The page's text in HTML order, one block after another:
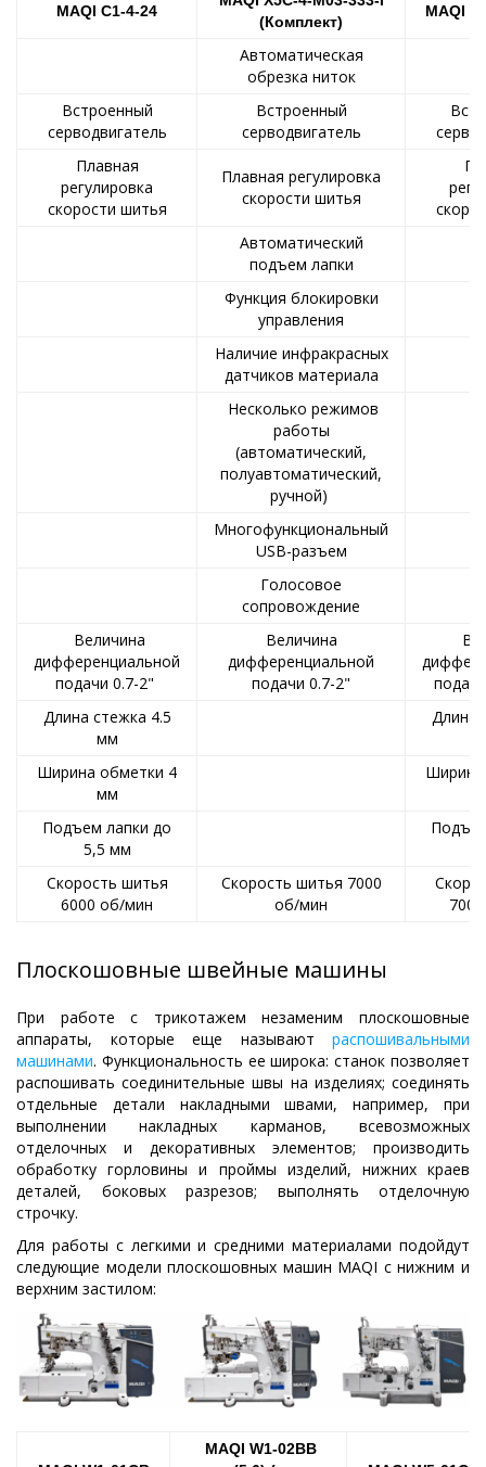
MAQI C1-4-24
(Комплект)
MAQI
Автоматическая
обрезка ниток
Встроенный
серводвигатель
Встроенный
серводвигатель
Плавная
регулировка
скорости шитья
Плавная регулировка
скорости шитья
Автоматический
подъем лапки
Функция блокировки
управления
Наличие инфракрасных
датчиков материала
Несколько режимов
работы
(автоматический,
полуавтоматический,
ручной)
Многофункциональный
USB-разъем
Голосовое
сопровождение
Величина
дифференциальной
подачи 0.7-2"
Величина
дифференциальной
подачи 0.7-2"
Длина стежка 4.5
мм
Длина
Ширина обметки 4
мм
Подъем лапки до
5,5 мм
Скорость шитья
6000 об/мин
Скорость шитья 7000
об/мин
Плоскошовные швейные машины
При работе с трикотажем незаменим плоскошовные
аппараты, которые еще называют распошивальными
машинами. Функциональность ее широка: станок позволяет
распошивать соединительные швы на изделиях; соединять
отдельные детали накладными швами, например, при
выполнении накладных карманов, всевозможных
отделочных и декоративных элементов; производить
обработку горловины и проймы изделий, нижних краев
деталей, боковых разрезов; выполнять отделочную
строчку.
Для работы с легкими и средними материалами подойдут
следующие модели плоскошовных машин MAQI с нижним и
верхним застилом:
MAQI W1-02BB